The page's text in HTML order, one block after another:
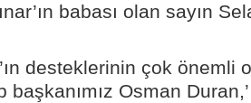
babası olan sayın
desteklerinin çok önemli
başkanımız Osman